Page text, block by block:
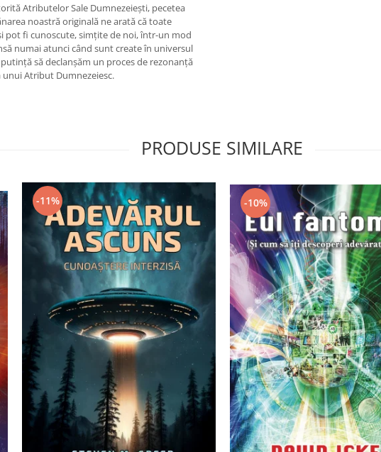
Atributelor Sale Dumnezeiești, pecetea
noastră originală ne arată că toate
pot fi cunoscute, simțite de noi, într-un mod
numai atunci când sunt create în universul
să declanșăm un proces de rezonanță
Atribut Dumnezeiesc.
PRODUSE SIMILARE
-11% -10%